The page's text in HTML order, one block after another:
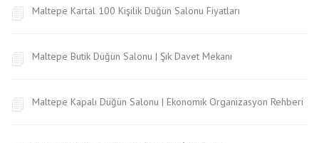
Maltepe Kartal 100 Kişilik Düğün Salonu Fiyatları
Maltepe Butik Düğün Salonu | Şık Davet Mekanı
Maltepe Kapalı Düğün Salonu | Ekonomik Organizasyon Rehberi